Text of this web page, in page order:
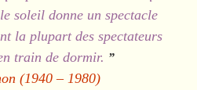
soleil donne un spectacle
la plupart des spectateurs
train de dormir. ”
(1940 – 1980)